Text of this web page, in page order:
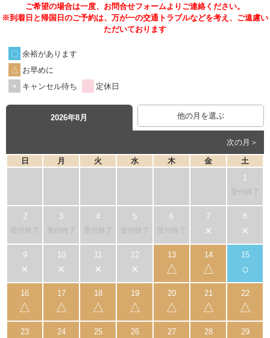
ご希望の場合は一度、お問合せフォームよりご連絡ください。
※到着日と帰国日のご予約は、万が一の交通トラブルなどを考え、ご遠慮い
ただいております
余裕があります
お早めに
キャンセル待ち
定休日
2026年8月 他の月を選ぶ
次の月＞
日 月 火 水 木 金 土
受付終了
受付終了 受付終了 受付終了 受付終了 受付終了 × ×
× × × × △ △ ○
△ △ △ △ △ △ △